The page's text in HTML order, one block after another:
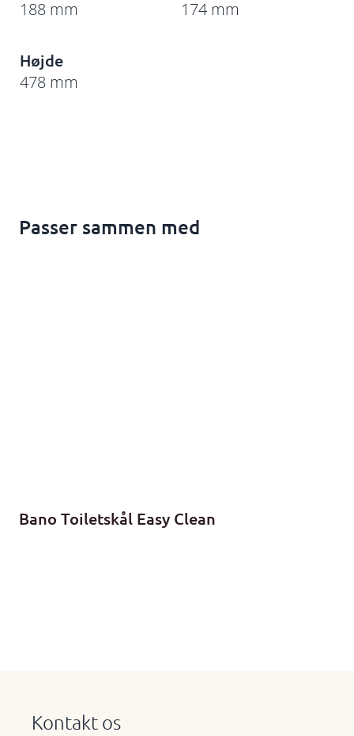
188 mm 174 mm
Højde
478 mm
Passer sammen med
Bano Toiletskål Easy Clean
Kontakt os